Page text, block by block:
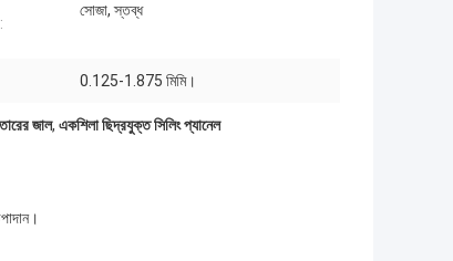
সোজা, স্তব্ধ
0.125-1.875 মিমি।
জাল, একশিলা ছিদ্রযুক্ত সিলিং প্যানেল